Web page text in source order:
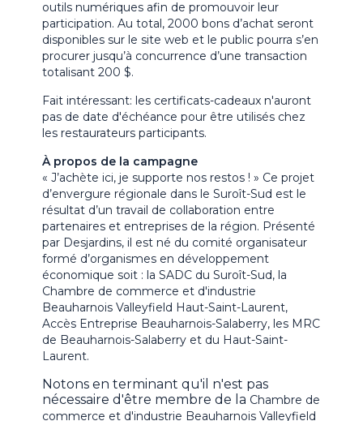
outils numériques afin de promouvoir leur
participation. Au total, 2000 bons d’achat seront
disponibles sur le site web et le public pourra s’en
procurer jusqu’à concurrence d’une transaction
totalisant 200 $.
Fait intéressant: les certificats-cadeaux n'auront
pas de date d'échéance pour être utilisés chez
les restaurateurs participants.
À propos de la campagne
« J’achète ici, je supporte nos restos ! » Ce projet
d’envergure régionale dans le Suroît-Sud est le
résultat d’un travail de collaboration entre
partenaires et entreprises de la région. Présenté
par Desjardins, il est né du comité organisateur
formé d’organismes en développement
économique soit : la SADC du Suroît-Sud, la
Chambre de commerce et d'industrie
Beauharnois Valleyfield Haut-Saint-Laurent,
Accès Entreprise Beauharnois-Salaberry, les MRC
de Beauharnois-Salaberry et du Haut-Saint-
Laurent.
Notons en terminant qu'il n'est pas
nécessaire d'être membre de la Chambre de
commerce et d'industrie Beauharnois Valleyfield